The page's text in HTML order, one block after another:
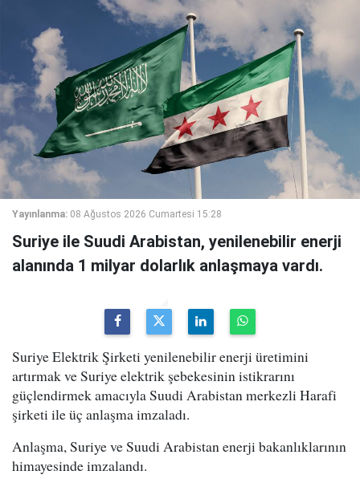
Yayınlanma: 08 Ağustos 2026 Cumartesi 15:28
Suriye ile Suudi Arabistan, yenilenebilir enerji
alanında 1 milyar dolarlık anlaşmaya vardı.
Suriye Elektrik Şirketi yenilenebilir enerji üretimini
artırmak ve Suriye elektrik şebekesinin istikrarını
güçlendirmek amacıyla Suudi Arabistan merkezli Harafi
şirketi ile üç anlaşma imzaladı.
Anlaşma, Suriye ve Suudi Arabistan enerji bakanlıklarının
himayesinde imzalandı.